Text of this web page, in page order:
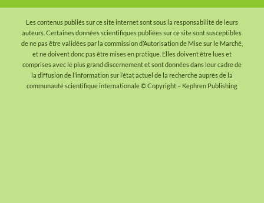
Les contenus publiés sur ce site internet sont sous la responsabilité de leurs
auteurs. Certaines données scientifiques publiées sur ce site sont susceptibles
de ne pas être validées par la commission d’Autorisation de Mise sur le Marché,
et ne doivent donc pas être mises en pratique. Elles doivent être lues et
comprises avec le plus grand discernement et sont données dans leur cadre de
la diffusion de l’information sur l’état actuel de la recherche auprès de la
communauté scientifique internationale© Copyright – Kephren Publishing